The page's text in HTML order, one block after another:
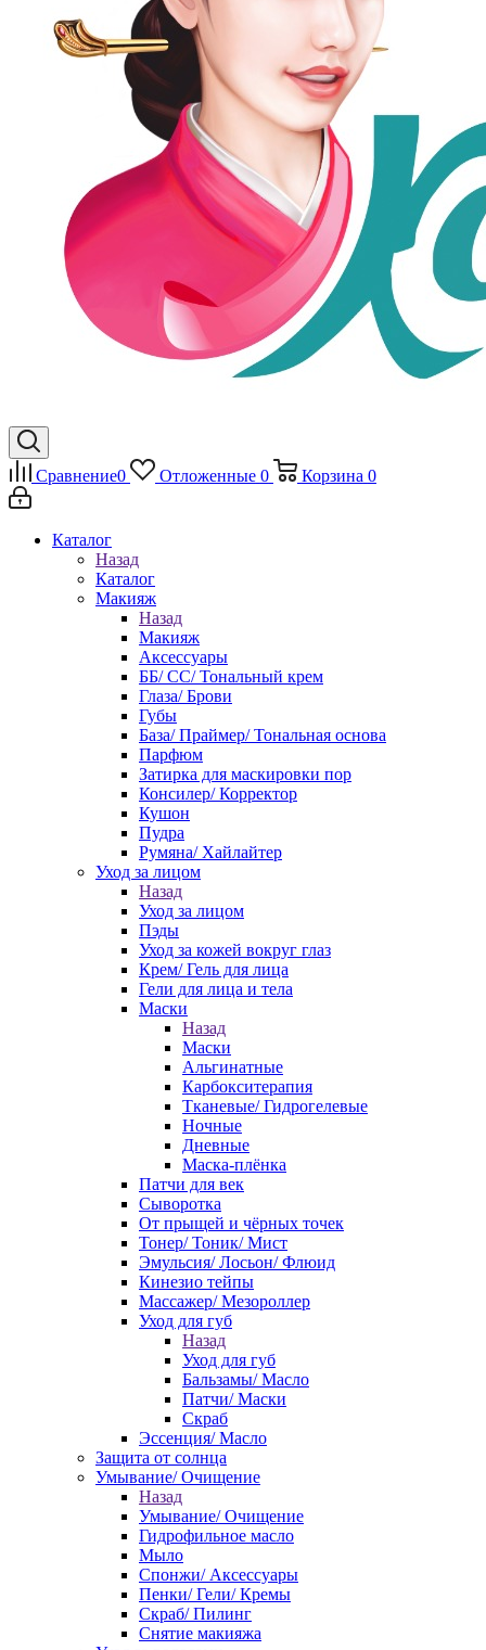
Сравнение0 Отложенные 0 Корзина 0
Каталог
Назад
Каталог
Макияж
Назад
Макияж
Аксессуары
ББ/ СС/ Тональный крем
Глаза/ Брови
Губы
База/ Праймер/ Тональная основа
Парфюм
Затирка для маскировки пор
Консилер/ Корректор
Кушон
Пудра
Румяна/ Хайлайтер
Уход за лицом
Назад
Уход за лицом
Пэды
Уход за кожей вокруг глаз
Крем/ Гель для лица
Гели для лица и тела
Маски
Назад
Маски
Альгинатные
Карбокситерапия
Тканевые/ Гидрогелевые
Ночные
Дневные
Маска-плёнка
Патчи для век
Сыворотка
От прыщей и чёрных точек
Тонер/ Тоник/ Мист
Эмульсия/ Лосьон/ Флюид
Кинезио тейпы
Массажер/ Мезороллер
Уход для губ
Назад
Уход для губ
Бальзамы/ Масло
Патчи/ Маски
Скраб
Эссенция/ Масло
Защита от солнца
Умывание/ Очищение
Назад
Умывание/ Очищение
Гидрофильное масло
Мыло
Спонжи/ Аксессуары
Пенки/ Гели/ Кремы
Скраб/ Пилинг
Снятие макияжа